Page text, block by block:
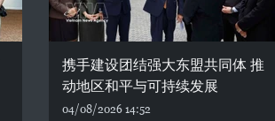
携手建设团结强大东盟共同体 推
动地区和平与可持续发展
04/08/2026 14:52